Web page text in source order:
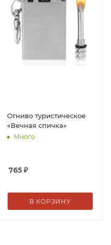
Огниво туристическое
«Вечная спичка»
Много
765₽
В КОРЗИНУ